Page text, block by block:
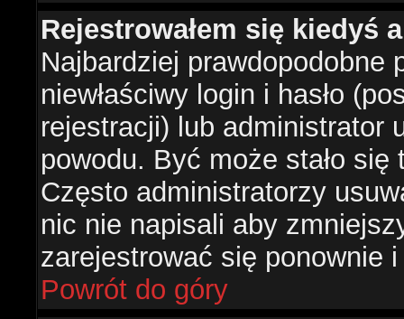
Rejestrowałem się kiedyś
Najbardziej prawdopodobne
niewłaściwy login i hasło
rejestracji) lub administrator
powodu. Być może stało
Często administratorzy
nic nie napisali aby
zarejestrować się ponownie
Powrót do góry